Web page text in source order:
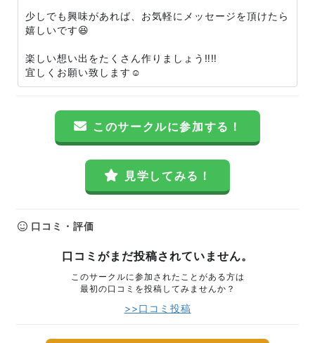
少しでも興味があれば、お気軽にメッセージを頂けたら
嬉しいです😆
楽しい想い出をたくさん作りましょう‼️‼️
宜しくお願い致します☺️
このサークルに参加する！
見学してみる！
口コミ・評価
口コミがまだ投稿されていません。
このサークルに参加されたことがある方は
最初の口コミを投稿してみませんか？
>>口コミ投稿